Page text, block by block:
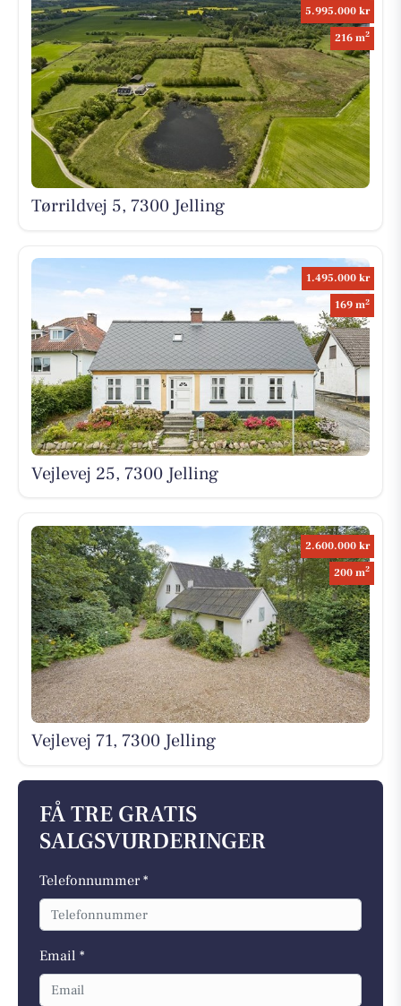
5.995.000 kr
216 m2
Tørrildvej 5, 7300 Jelling
1.495.000 kr
169 m2
Vejlevej 25, 7300 Jelling
2.600.000 kr
200 m2
Vejlevej 71, 7300 Jelling
FÅ TRE GRATIS
SALGSVURDERINGER
Telefonnummer *
Email *